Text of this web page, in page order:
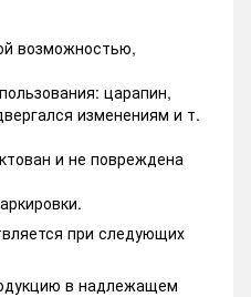
возможностью,
царапин,
изменениям и т.
и не повреждена
при следующих
в надлежащем